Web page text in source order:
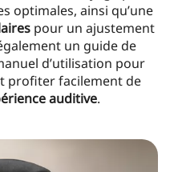
optimales, ainsi qu’une
pour un ajustement
un guide de
d’utilisation pour
profiter facilement de
auditive.